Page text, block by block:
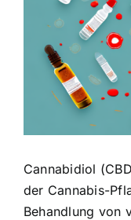
Cannabidiol
der Cannabis-
Behandlung von